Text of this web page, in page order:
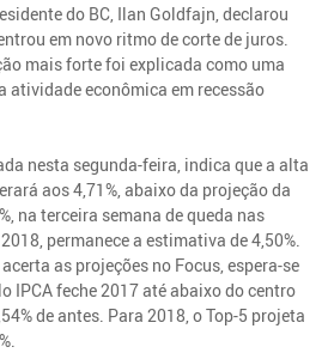
do BC, Ilan Goldfajn, declarou
em novo ritmo de corte de juros.
mais forte foi explicada como uma
atividade econômica em recessão
nesta segunda-feira, indica que a alta
aos 4,71%, abaixo da projeção da
na terceira semana de queda nas
permanece a estimativa de 4,50%.
as projeções no Focus, espera-se
IPCA feche 2017 até abaixo do centro
de antes. Para 2018, o Top-5 projeta